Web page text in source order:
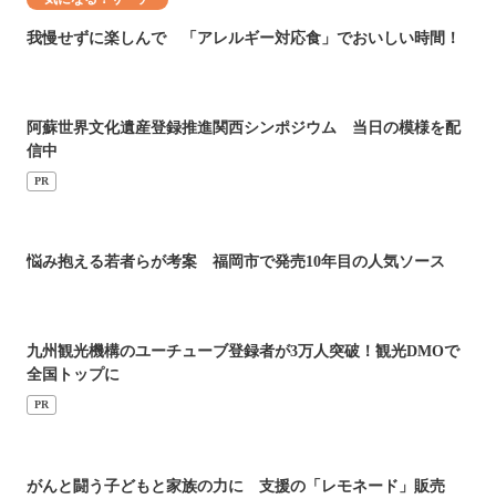
我慢せずに楽しんで 「アレルギー対応食」でおいしい時間！
阿蘇世界文化遺産登録推進関西シンポジウム 当日の模様を配
信中
PR
悩み抱える若者らが考案 福岡市で発売10年目の人気ソース
九州観光機構のユーチューブ登録者が3万人突破！観光DMOで
全国トップに
PR
がんと闘う子どもと家族の力に 支援の「レモネード」販売